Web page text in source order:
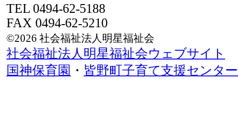
TEL 0494-62-5188
FAX 0494-62-5210
©2026 社会福祉法人明星福祉会
社会福祉法人明星福祉会ウェブサイト
国神保育園 ・ 皆野町子育て支援センター